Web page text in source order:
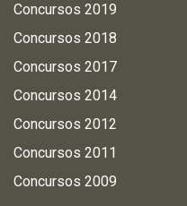
Concursos 2019
Concursos 2018
Concursos 2017
Concursos 2014
Concursos 2012
Concursos 2011
Concursos 2009